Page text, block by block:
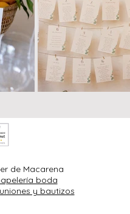
de Macarena
boda
y bautizos